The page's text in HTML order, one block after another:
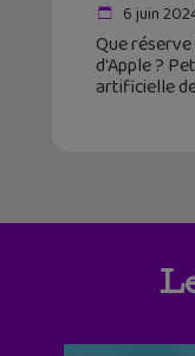
6 juin
Que
d'Apple ?
artificielle